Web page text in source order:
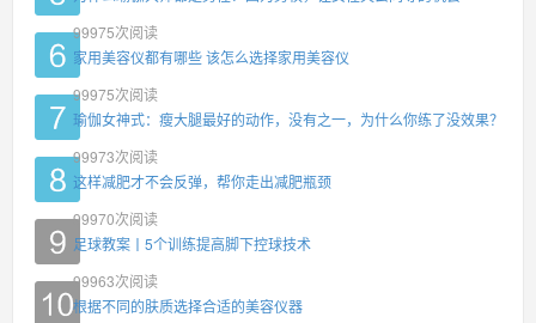
99975次阅读
家用美容仪都有哪些 该怎么选择家用美容仪
99975次阅读
瑜伽女神式：瘦大腿最好的动作，没有之一，为什么你练了没效果？
99973次阅读
这样减肥才不会反弹，帮你走出减肥瓶颈
99970次阅读
足球教案丨5个训练提高脚下控球技术
99963次阅读
根据不同的肤质选择合适的美容仪器